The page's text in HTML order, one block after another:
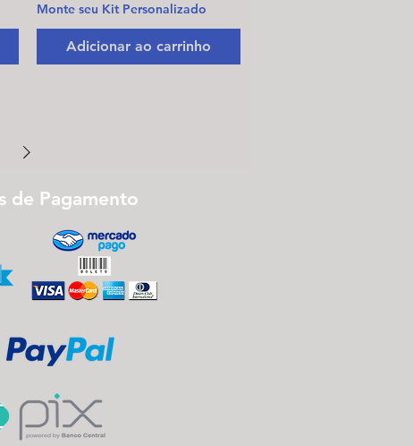
Monte seu Kit Personalizado
Adicionar ao carrinho
de Pagamento